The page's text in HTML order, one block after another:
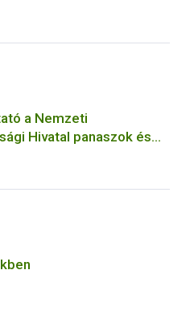
tevékenység
eljárásaihoz
a Nemzeti
Hivatal panaszok és
kezeléséhez